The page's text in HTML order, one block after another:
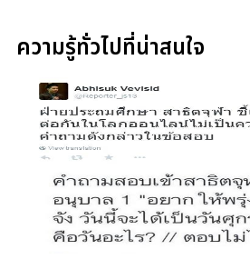
ความรู้ทั่วไปที่น่าสนใจ